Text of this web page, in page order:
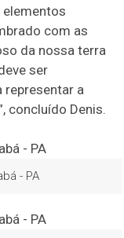
elementos
com as
da nossa terra
ser
a
concluído Denis.
- PA